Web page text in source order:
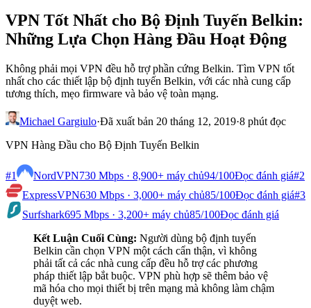
VPN Tốt Nhất cho Bộ Định Tuyến Belkin:
Những Lựa Chọn Hàng Đầu Hoạt Động
Không phải mọi VPN đều hỗ trợ phần cứng Belkin. Tìm VPN tốt
nhất cho các thiết lập bộ định tuyến Belkin, với các nhà cung cấp
tương thích, mẹo firmware và bảo vệ toàn mạng.
Michael Gargiulo·Đã xuất bản 20 tháng 12, 2019·8 phút đọc
VPN Hàng Đầu cho Bộ Định Tuyến Belkin
#1 NordVPN730 Mbps · 8,900+ máy chủ94/100Đọc đánh giá#2
ExpressVPN630 Mbps · 3,000+ máy chủ85/100Đọc đánh giá#3
Surfshark695 Mbps · 3,200+ máy chủ85/100Đọc đánh giá
Kết Luận Cuối Cùng: Người dùng bộ định tuyến
Belkin cần chọn VPN một cách cẩn thận, vì không
phải tất cả các nhà cung cấp đều hỗ trợ các phương
pháp thiết lập bắt buộc. VPN phù hợp sẽ thêm bảo vệ
mã hóa cho mọi thiết bị trên mạng mà không làm chậm
duyệt web.